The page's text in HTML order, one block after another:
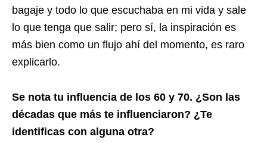
bagaje y todo lo que escuchaba en mi vida y sale
lo que tenga que salir; pero sí, la inspiración es
más bien como un flujo ahí del momento, es raro
explicarlo.
Se nota tu influencia de los 60 y 70. ¿Son las
décadas que más te influenciaron? ¿Te
identificas con alguna otra?